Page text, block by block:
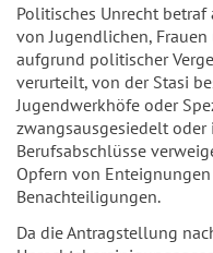
Politisches Unrecht
von Jugendlichen,
aufgrund politischer
verurteilt, von der Stasi
Jugendwerkhöfe oder
zwangsausgesiedelt
Berufsabschlüsse
Opfern von
Benachteiligungen.
Da die Antragstellung